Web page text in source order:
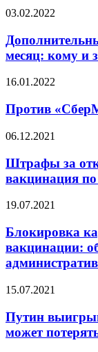
03.02.2022
месяц: кому и
16.01.2022
Против
06.12.2021
Штрафы за
вакцинация
19.07.2021
Блокировка
вакцинации:
15.07.2021
Путин
может